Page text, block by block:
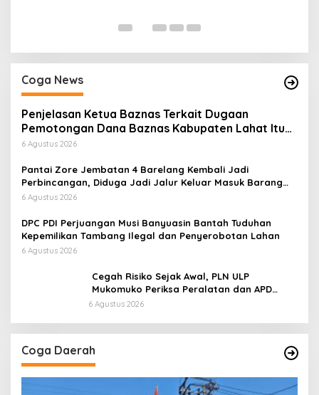
Coga News
Penjelasan Ketua Baznas Terkait Dugaan
Pemotongan Dana Baznas Kabupaten Lahat Itu
Tidak Benar
6 Agustus 2026
Pantai Zore Jembatan 4 Barelang Kembali Jadi
Perbincangan, Diduga Jadi Jalur Keluar Masuk Barang
Tanpa Dokumen Kepabeanan, Nama Berinisial WL
di Kawasan Pesisir
6 Agustus 2026
DPC PDI Perjuangan Musi Banyuasin Bantah Tuduhan
Kepemilikan Tambang Ilegal dan Penyerobotan Lahan
6 Agustus 2026
Cegah Risiko Sejak Awal, PLN ULP
Mukomuko Periksa Peralatan dan APD
Petugas secara Rutin
6 Agustus 2026
Coga Daerah